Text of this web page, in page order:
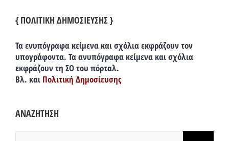
{ ΠΟΛΙΤΙΚΗ ΔΗΜΟΣΙΕΥΣΗΣ }
Τα ενυπόγραφα κείμενα και σχόλια εκφράζουν τον
υπογράφοντα. Τα ανυπόγραφα κείμενα και σχόλια
εκφράζουν τη ΣΟ του πόρταλ.
Βλ. και Πολιτική Δημοσίευσης
ΑΝΑΖΗΤΗΣΗ